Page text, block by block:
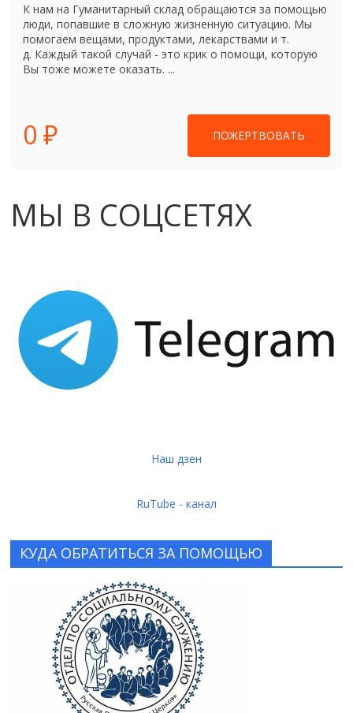
К нам на Гуманитарный склад обращаются за помощью
люди, попавшие в сложную жизненную ситуацию. Мы
помогаем вещами, продуктами, лекарствами и т.
д. Каждый такой случай - это крик о помощи, которую
Вы тоже можете оказать. ...
0 ₽ ПОЖЕРТВОВАТЬ
МЫ В СОЦСЕТЯХ
Наш дзен
RuTube - канал
КУДА ОБРАТИТЬСЯ ЗА ПОМОЩЬЮ